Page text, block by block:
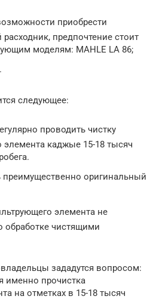
приобрести
предпочтение стоит
моделям: MAHLE LA 86;
следующее:
проводить чистку
элемента каджые 15-18 тысяч
преимущественно оригинальный
элемента не
обработке чистящими
зададутся вопросом:
именно прочистка
на отметках в 15-18 тысяч